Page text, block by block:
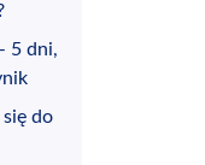
5 dni,
do